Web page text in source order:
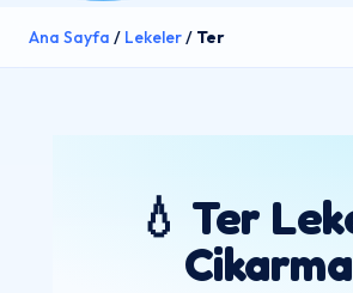
Ana Sayfa / Lekeler/ Ter
💧 Ter
Cikarma